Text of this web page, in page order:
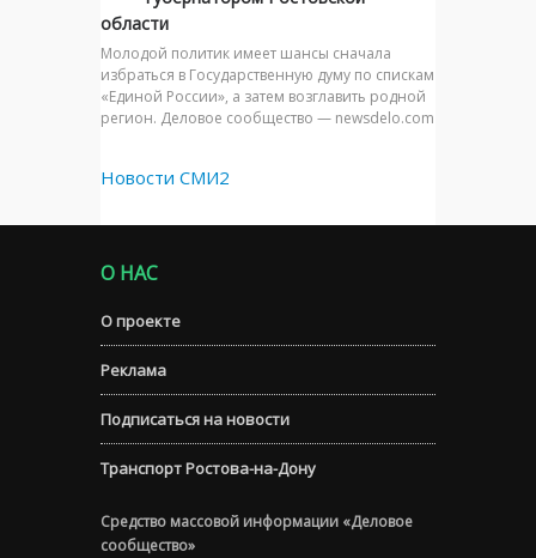
области
Молодой политик имеет шансы сначала
избраться в Государственную думу по спискам
«Единой России», а затем возглавить родной
регион. Деловое сообщество — newsdelo.com
Новости СМИ2
О НАС
О проекте
Реклама
Подписаться на новости
Транспорт Ростова-на-Дону
Средство массовой информации «Деловое
сообщество»